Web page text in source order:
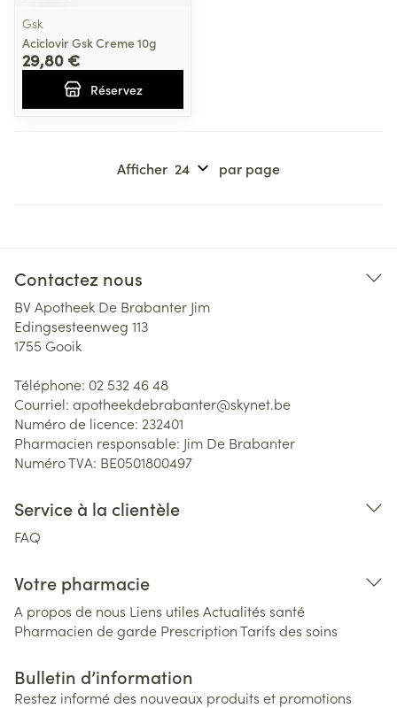
Gsk
Aciclovir Gsk Creme 10g
29,80 €
Réservez
Afficher par page
Contactez nous
BV Apotheek De Brabanter Jim
Edingsesteenweg 113
1755 Gooik
Téléphone: 02 532 46 48
Courriel: apotheekdebrabanter@skynet.be
Numéro de licence: 232401
Pharmacien responsable: Jim De Brabanter
Numéro TVA: BE0501800497
Service à la clientèle
FAQ
Votre pharmacie
A propos de nous Liens utiles Actualités santé
Pharmacien de garde PrescriptionTarifs des soins
Bulletin d’information
Restez informé des nouveaux produits et promotions